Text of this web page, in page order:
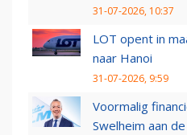
31-07-2026, 10:37
LOT opent in
naar Hanoi
31-07-2026, 9:59
Voormalig
Swelheim aan